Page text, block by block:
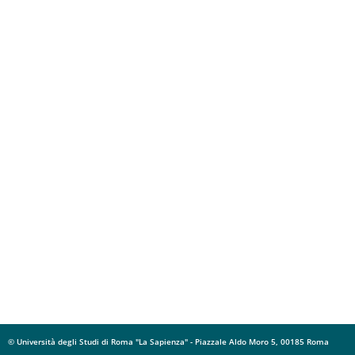
© Università degli Studi di Roma "La Sapienza" - Piazzale Aldo Moro 5, 00185 Roma